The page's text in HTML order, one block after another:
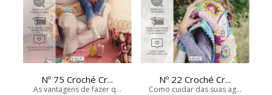
Nº 75 Croché Cr...
As vantagens de fazer q...
Nº 22 Croché Cr...
Como cuidar das suas ag...